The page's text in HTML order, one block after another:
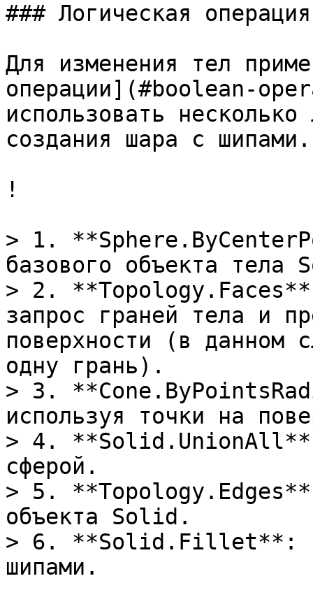
### Логическая
Для изменения тел
операции](#boolean-
использовать
создания шара с шипами.
!
> 1.
базового объекта тела
> 2.
запрос граней тела и
поверхности (в данном
одну грань).
> 3.
используя точки на
> 4. **Solid.UnionAll**:
сферой.
> 5.
объекта Solid.
> 6. **Solid.Fillet**:
шипами.